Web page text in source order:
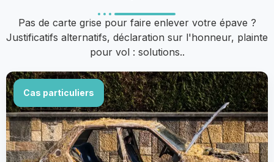
Pas de carte grise pour faire enlever votre épave ?
Justificatifs alternatifs, déclaration sur l'honneur, plainte
pour vol : solutions..
Cas particuliers